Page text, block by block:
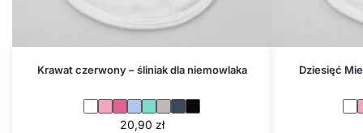
Krawat czerwony – śliniak dla niemowlaka
20,90 zł
Dziesięć